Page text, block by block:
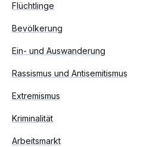
Flüchtlinge
Bevölkerung
Ein- und Auswanderung
Rassismus und Antisemitismus
Extremismus
Kriminalität
Arbeitsmarkt